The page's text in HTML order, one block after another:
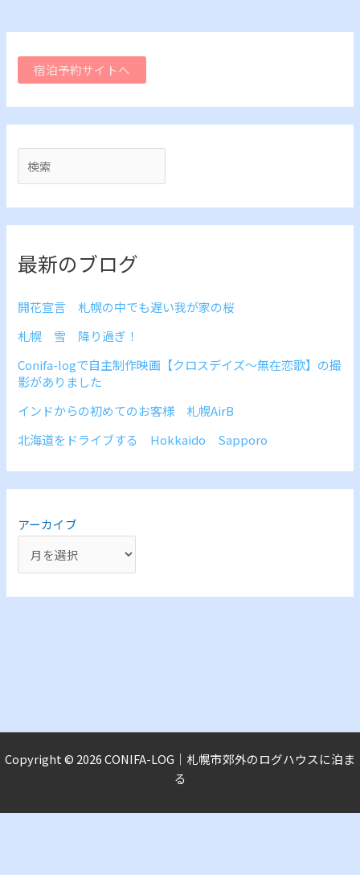
宿泊予約サイトへ
最新のブログ
開花宣言 札幌の中でも遅い我が家の桜
札幌 雪 降り過ぎ！
Conifa-logで自主制作映画【クロスデイズ～無在恋歌】の撮
影がありました
インドからの初めてのお客様 札幌AirB
北海道をドライブする Hokkaido Sapporo
アーカイブ
Copyright © 2026 CONIFA-LOG｜札幌市郊外のログハウスに泊ま
る